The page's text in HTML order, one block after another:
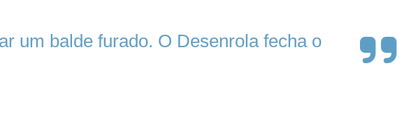
um balde furado. O Desenrola fecha o